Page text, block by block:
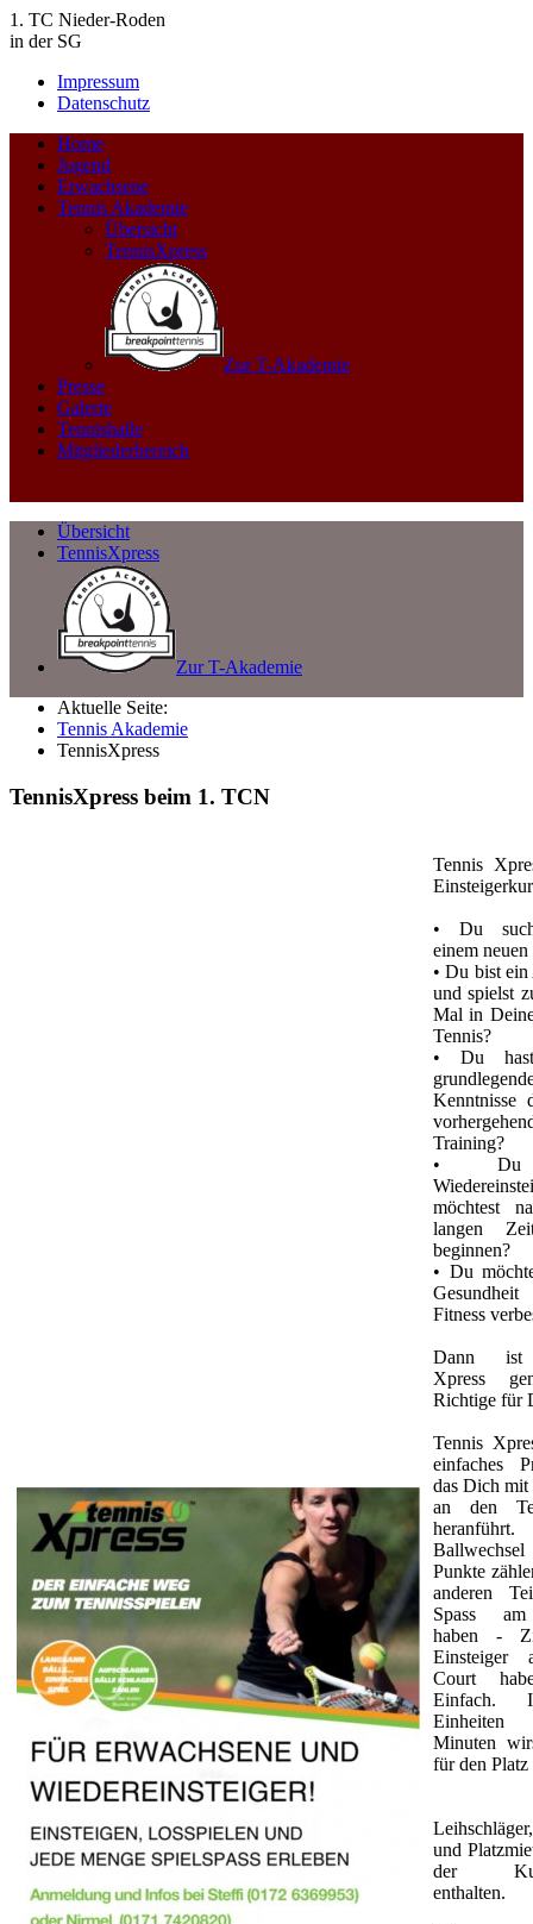
1. TC Nieder-Roden
in der SG
Impressum
Datenschutz
Home
Jugend
Erwachsene
Tennis Akademie
Übersicht
TennisXpress
Zur T-Akademie
Presse
Galerie
Tennishalle
Mitgliederbereich
Übersicht
TennisXpress
Zur T-Akademie
Aktuelle Seite:
Tennis Akademie
TennisXpress
TennisXpress beim 1. TCN
Tennis
• Du
einem
• Du bist
und spielst
Mal in
Tennis?
• Du
Kenntnisse
Training?
• Du
möchtest
langen
beginnen?
• Du
Fitness
Dann ist
Xpress
Richtige für
Tennis
einfaches
das Dich mit
an den
heranführt.
Punkte
anderen
Spass
haben -
Einsteiger
Court
Einfach.
Minuten
für den Platz
und
der
enthalten.